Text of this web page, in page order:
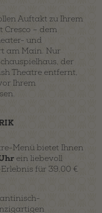
Auftakt zu Ihrem
– dem
und
am Main. Nur
der
Theatre entfernt,
Ihrem
Menü bietet Ihnen
ein liebevoll
für 39,00 €